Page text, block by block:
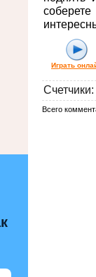
Играть
Счетчики:
Всего